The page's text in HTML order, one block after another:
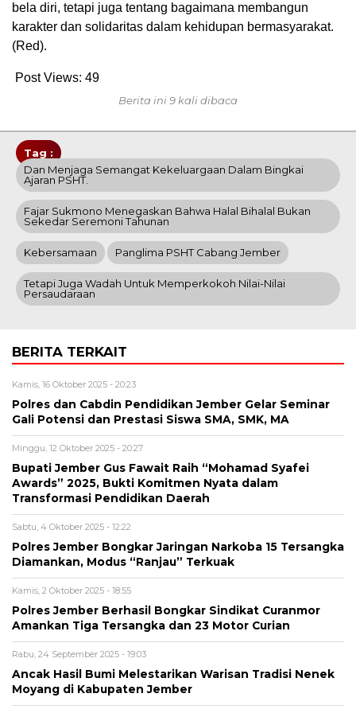
bela diri, tetapi juga tentang bagaimana membangun
karakter dan solidaritas dalam kehidupan bermasyarakat.
(Red).
Post Views: 49
Berita ini 9 kali dibaca
Tag :
Dan Menjaga Semangat Kekeluargaan Dalam Bingkai
Ajaran PSHT.
Fajar Sukmono Menegaskan Bahwa Halal Bihalal Bukan
Sekedar Seremoni Tahunan
Kebersamaan Panglima PSHT Cabang Jember
Tetapi Juga Wadah Untuk Memperkokoh Nilai-Nilai
Persaudaraan
BERITA TERKAIT
Kamis, 16 Oktober 2025 - 20:23
Polres dan Cabdin Pendidikan Jember Gelar Seminar
Gali Potensi dan Prestasi Siswa SMA, SMK, MA
Minggu, 12 Oktober 2025 - 20:27
Bupati Jember Gus Fawait Raih “Mohamad Syafei
Awards” 2025, Bukti Komitmen Nyata dalam
Transformasi Pendidikan Daerah
Sabtu, 4 Oktober 2025 - 12:22
Polres Jember Bongkar Jaringan Narkoba 15 Tersangka
Diamankan, Modus “Ranjau” Terkuak
Kamis, 2 Oktober 2025 - 18:55
Polres Jember Berhasil Bongkar Sindikat Curanmor
Amankan Tiga Tersangka dan 23 Motor Curian
Rabu, 24 September 2025 - 19:03
Ancak Hasil Bumi Melestarikan Warisan Tradisi Nenek
Moyang di Kabupaten Jember